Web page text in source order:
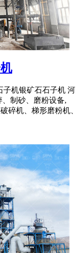
子机银矿石石子机 河
制砂、磨粉设备,
碎机、梯形磨粉机、